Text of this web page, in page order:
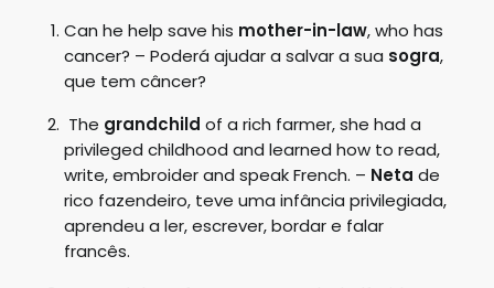
Can he help save his mother-in-law, who has
cancer? – Poderá ajudar a salvar a sua sogra,
que tem câncer?
The grandchild of a rich farmer, she had a
privileged childhood and learned how to read,
write, embroider and speak French. – Neta de
rico fazendeiro, teve uma infância privilegiada,
aprendeu a ler, escrever, bordar e falar
francês.